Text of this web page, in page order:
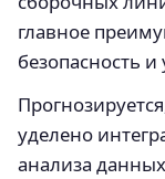
главное
безопасность
уделено
анализа